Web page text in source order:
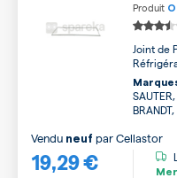
Produit
Joint de
BRANDT,
19,29 €
Vendu neuf parCellastor